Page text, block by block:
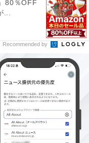
80％OFF
...
Recommended by